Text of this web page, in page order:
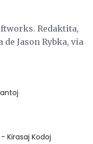
Redaktita,
Jason Rybka, via
Kirasaj Kodoj